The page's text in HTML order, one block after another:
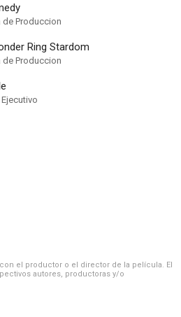
de Produccion
Ring Stardom
de Produccion
el productor o el director de la película. El
autores, productoras y/o